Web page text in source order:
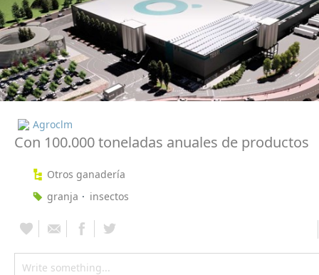
Agroclm
Con 100.000 toneladas anuales de productos
Otros ganadería
granja
insectos